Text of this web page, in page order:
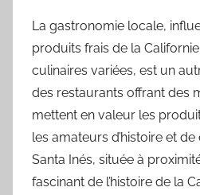
La gastronomie locale,
produits frais de la
culinaires variées, est un
des restaurants offrant des
mettent en valeur les
les amateurs d’histoire et
Santa Inés, située à
fascinant de l’histoire de la